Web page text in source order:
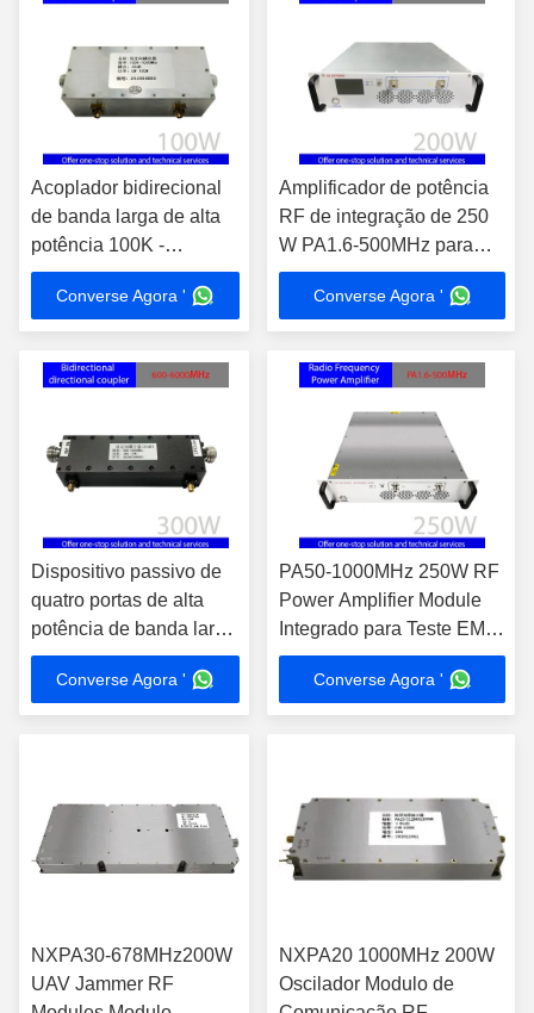
Acoplador bidirecional
de banda larga de alta
potência 100K -
1000MHz 100W para
medições de RF /
microondas
Converse Agora '
Amplificador de potência
RF de integração de 250
W PA1.6-500MHz para
ensaios EMC
Amplificação do sinal
Portão de entrada onda
estacionária ≤2.0
Converse Agora '
Dispositivo passivo de
quatro portas de alta
potência de banda larga
duplo acoplador
direcional série 600-
6000MHz
Converse Agora '
PA50-1000MHz 250W RF
Power Amplifier Module
Integrado para Teste EMC
Amplificação de sinal
220V Voltagem de
Trabalho
Converse Agora '
NXPA30-678MHz200W
UAV Jammer RF
NXPA20 1000MHz 200W
Oscilador Modulo de